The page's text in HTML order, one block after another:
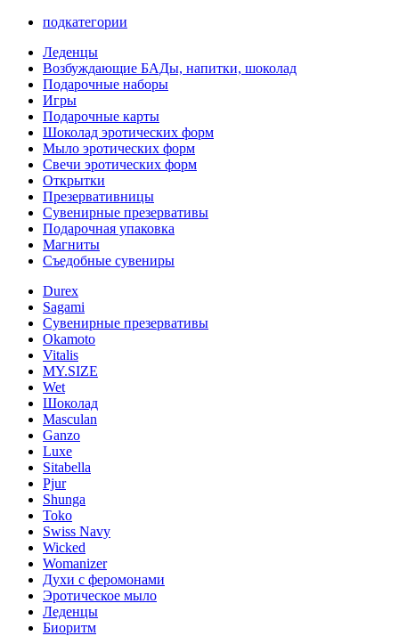
подкатегории
Леденцы
Возбуждающие БАДы, напитки, шоколад
Подарочные наборы
Игры
Подарочные карты
Шоколад эротических форм
Мыло эротических форм
Свечи эротических форм
Открытки
Презервативницы
Сувенирные презервативы
Подарочная упаковка
Магниты
Съедобные сувениры
Durex
Sagami
Сувенирные презервативы
Okamoto
Vitalis
MY.SIZE
Wet
Шоколад
Masculan
Ganzo
Luxe
Sitabella
Pjur
Shunga
Toko
Swiss Navy
Wicked
Womanizer
Духи с феромонами
Эротическое мыло
Леденцы
Биоритм